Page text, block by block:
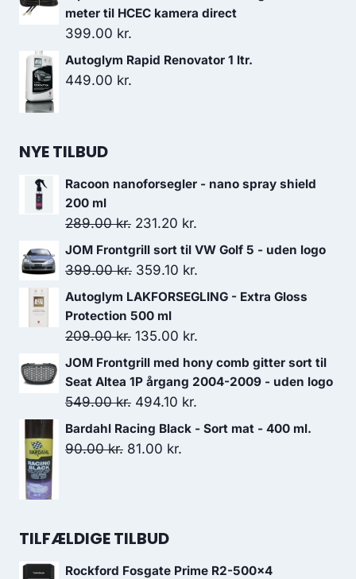
449.00 kr..404.10 kr..
meter til HCEC kamera direct
399.00 kr.
Autoglym Rapid Renovator 1 ltr.
449.00 kr.
NYE TILBUD
Racoon nanoforsegler - nano spray shield
200 ml
289.00kr. Den
oprindelige
pris
289.00 kr..
231.20 kr.
aktuelle
JOM Frontgrill sort til VW Golf 5 - uden logo
399.00kr. Den
oprindelige
pris
var:
399.00 kr..
359.10 kr.
aktuelle
359.10 kr..
Autoglym LAKFORSEGLING - Extra Gloss
Protection 500 ml
209.00kr. Den
oprindelige
pris
var:
209.00 kr..
135.00 kr.
aktuelle
pris
135.00 kr..
JOM Frontgrill med hony comb gitter sort til
Seat Altea 1P årgang 2004-2009 - uden logo
549.00kr. Den
oprindelige
pris
494.10 kr.
aktuelle
Bardahl Racing Black - Sort mat - 400 ml.
90.00kr. Den
90.00 kr..
81.00 kr.
TILFÆLDIGE TILBUD
Rockford Fosgate Prime R2-500x4